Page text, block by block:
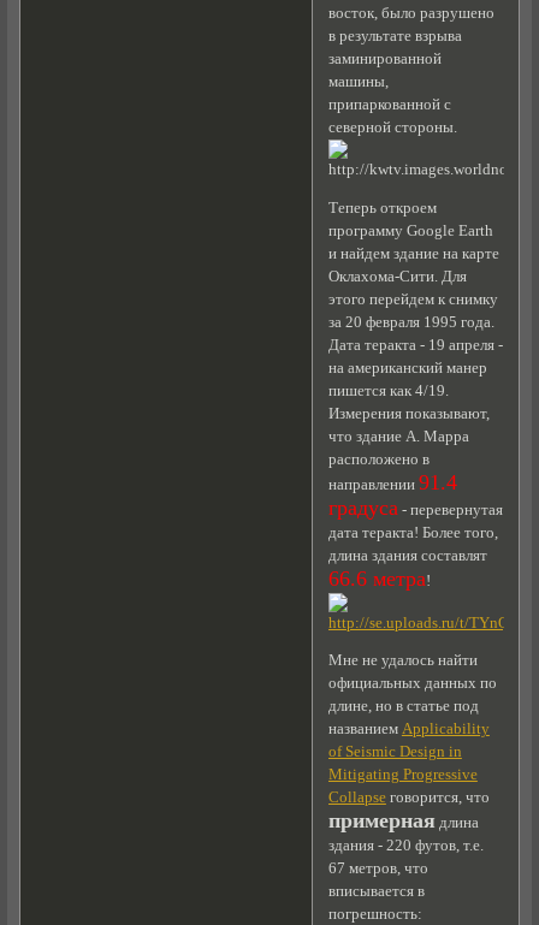
восток, было разрушено
в результате взрыва
заминированной
машины,
припаркованной с
северной стороны.
Теперь откроем
программу Google Earth
и найдем здание на карте
Оклахома-Сити. Для
этого перейдем к снимку
за 20 февраля 1995 года.
Дата теракта - 19 апреля -
на американский манер
пишется как 4/19.
Измерения показывают,
что здание А. Марра
расположено в
направлении 91.4
градуса - перевернутая
дата теракта! Более того,
длина здания составлят
66.6 метра!
Мне не удалось найти
официальных данных по
длине, но в статье под
названием Applicability
of Seismic Design in
Mitigating Progressive
Collapseговорится, что
примернаядлина
здания - 220 футов, т.е.
67 метров, что
вписывается в
погрешность: